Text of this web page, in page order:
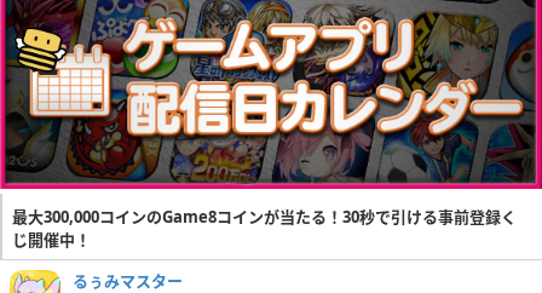
最大300,000コインのGame8コインが当たる！30秒で引ける事前登録く
じ開催中！
るぅみマスター